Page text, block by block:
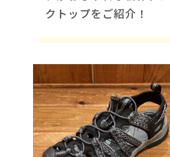
クトップをご紹介！